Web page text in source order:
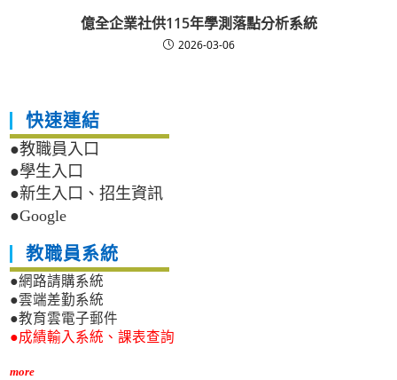
億全企業社供115年學測落點分析系統
2026-03-06
快速連結
●教職員入口
●學生入口
●新生入口、招生資訊
●Google
教職員系統
●網路請購系統
●雲端差勤系統
●教育雲電子郵件
●成績輸入系統、課表查詢
more